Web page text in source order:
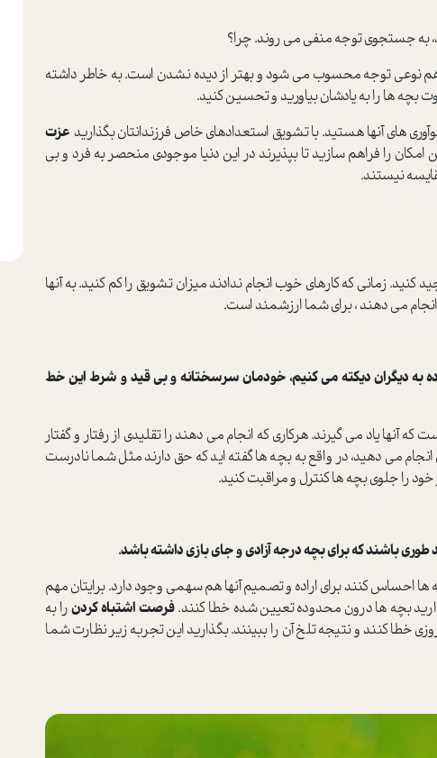
به جستجوی توجه منفی می روند. چرا؟
نوعی توجه محسوب می شود و بهتر از دیده نشدن است. به خاطر داشته
قوت بچه ها را به یادشان بیاورید و تحسین کنید.
های آنها هستید. با تشویق استعدادهای خاص فرزندانتان بگذارید عزت
امکان را فراهم سازید تا بپذیرند در این دنیا موجودی منحصر به فرد و بی
نیستند.
کنید. زمانی که کارهای خوب انجام ندادند میزان تشویق را کم کنید. به آنها
می دهند ، برای شما ارزشمند است.
به دیگران دیکته می کنیم، خودمان سرسختانه و بی قید و شرط این خط
آنها یاد می گیرند. هرکاری که انجام می دهند را تقلیدی از رفتار و گفتار
انجام می دهید، در واقع به بچه ها گفته اید که حق دارند مثل شما نادرست
خود را جلوی بچه ها کنترل و مراقبت کنید.
احساس کنند برای اراده و تصمیم آنها هم سهمی وجود دارد. برایتان مهم
بچه ها درون محدوده تعیین شده خطا کنند.فرصت اشتباه کردنرا به
خطا کنند و نتیجه تلخ آن را ببینند. بگذارید این تجربه زیر نظارت شما